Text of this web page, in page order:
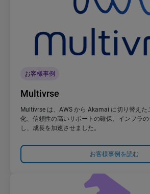
お客様事例
Multivrse
Multivrse は、AWS から Akamai に切り替えた
化、信頼性の高いサポートの確保、インフラ
し、成長を加速させました。
お客様事例を読む